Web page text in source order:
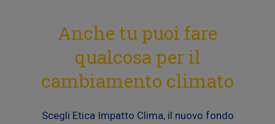
Anche tu puoi fare
qualcosa per il
cambiamento climato
Scegli Etica Impatto Clima, il nuovo fondo